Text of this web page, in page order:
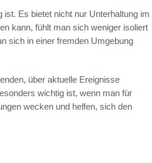
Es bietet nicht nur Unterhaltung im
kann, fühlt man sich weniger isoliert
sich in einer fremden Umgebung
über aktuelle Ereignisse
wichtig ist, wenn man für
wecken und helfen, sich den